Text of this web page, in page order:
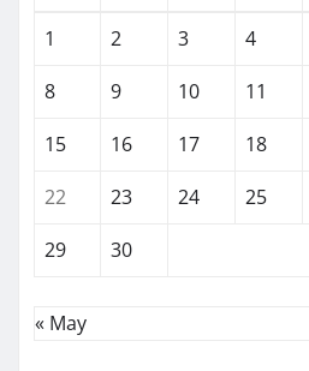
1 2 3 4
8
9 10 11
15
16 17 18
22
23 24 25
29
30
« May